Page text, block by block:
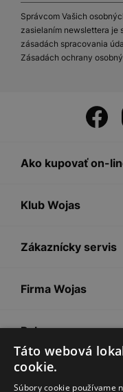
Správcom Vašich
zasielaním newslettera je
zásadách spracovania
Zásadách ochrany
Ako kupovať on-
Klub Wojas
Zákaznícky servis
Firma Wojas
Pokyny
Táto webová
cookie.
Súbory cookie používame